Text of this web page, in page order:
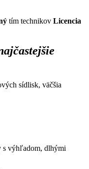
tím technikov Licencia
sídlisk, väčšia
s výhľadom, dlhými